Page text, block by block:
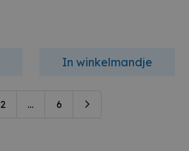
In winkelmandje
2 ... 6